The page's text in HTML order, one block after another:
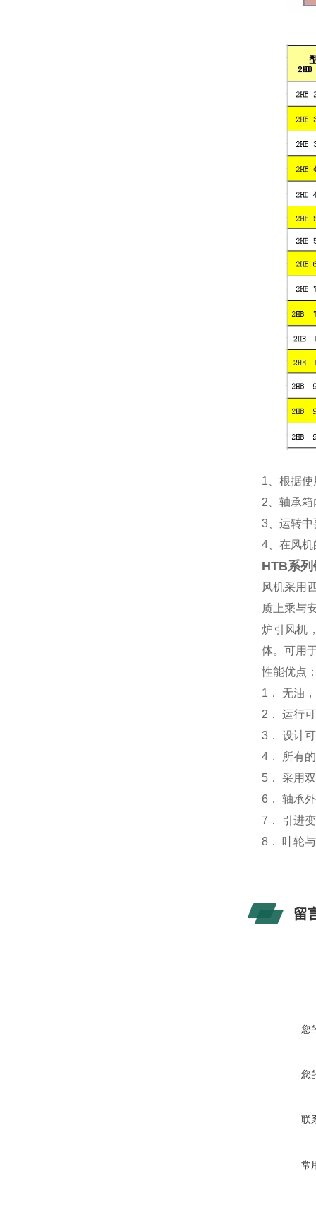
1 、根据
2 、轴承
3 、运转
4 、在风
HTB系
风机采用
质上乘与
炉引风机
体。可用
性能优点
1． 无油
2． 运行
3． 设计
4． 所有
5． 采用
6． 轴承
7． 引进
8． 叶轮
留
您
您
联
常